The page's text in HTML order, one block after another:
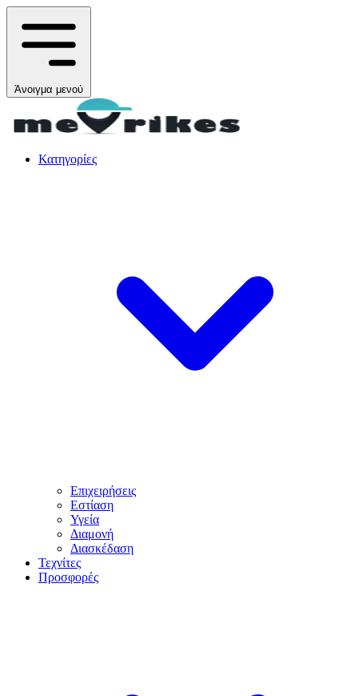
Άνοιγμα μενού
Κατηγορίες
Επιχειρήσεις
Εστίαση
Υγεία
Διαμονή
Διασκέδαση
Τεχνίτες
Προσφορές